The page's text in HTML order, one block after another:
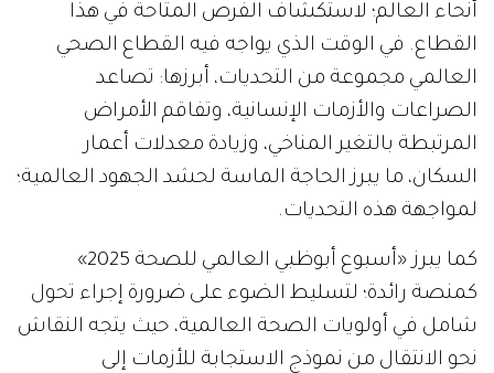
أنحاء العالم؛ لاستكشاف الفرص المتاحة في هذا
القطاع. في الوقت الذي يواجه فيه القطاع الصحي
العالمي مجموعة من التحديات، أبرزها: تصاعد
الصراعات والأزمات الإنسانية، وتفاقم الأمراض
المرتبطة بالتغير المناخي، وزيادة معدلات أعمار
السكان، ما يبرز الحاجة الماسة لحشد الجهود العالمية؛
لمواجهة هذه التحديات.
كما يبرز «أسبوع أبوظبي العالمي للصحة 2025»
كمنصة رائدة؛ لتسليط الضوء على ضرورة إجراء تحول
شامل في أولويات الصحة العالمية، حيث يتجه النقاش
نحو الانتقال من نموذج الاستجابة للأزمات إلى